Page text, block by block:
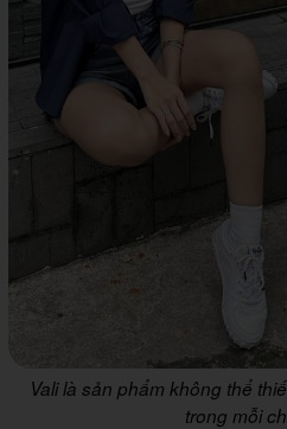
Vali là sản phẩm không thể
trong mỗi